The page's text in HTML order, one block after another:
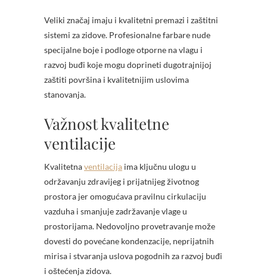
Veliki značaj imaju i kvalitetni premazi i zaštitni
sistemi za zidove. Profesionalne farbare nude
specijalne boje i podloge otporne na vlagu i
razvoj buđi koje mogu doprineti dugotrajnijoj
zaštiti površina i kvalitetnijim uslovima
stanovanja.
Važnost kvalitetne
ventilacije
Kvalitetnaventilacija ima ključnu ulogu u
održavanju zdravijeg i prijatnijeg životnog
prostora jer omogućava pravilnu cirkulaciju
vazduha i smanjuje zadržavanje vlage u
prostorijama. Nedovoljno provetravanje može
dovesti do povećane kondenzacije, neprijatnih
mirisa i stvaranja uslova pogodnih za razvoj buđi
i oštećenja zidova.